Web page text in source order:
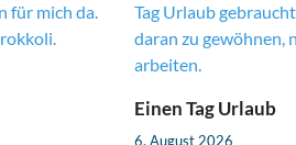
Einen Tag Urlaub
6. August 2026